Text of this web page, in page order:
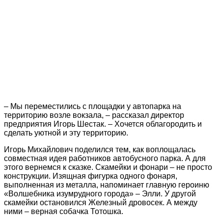
– Мы переместились с площадки у автопарка на
территорию возле вокзала, – рассказал директор
предприятия Игорь Шестак. – Хочется облагородить и
сделать уютной и эту территорию.
Игорь Михайлович поделился тем, как воплощалась
совместная идея работников автобусного парка. А для
этого вернемся к сказке. Скамейки и фонари – не просто
конструкции. Изящная фигурка одного фонаря,
выполненная из металла, напоминает главную героиню
«Волшебника изумрудного города» – Элли. У другой
скамейки остановился Железный дровосек. А между
ними – верная собачка Тотошка.